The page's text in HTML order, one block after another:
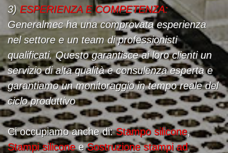
3) ESPERIENZA E COMPETENZA:
Generalmec ha una comprovata esperienza
nel settore e un team di professionisti
qualificati. Questo garantisce ai loro clienti un
servizio di alta qualità e consulenza esperta e
garantiamo un monitoraggio in tempo reale del
ciclo produttivo
Ci occupiamo anche di:Stampo silicone,
Stampi siliconeeSostruzione stampi ad